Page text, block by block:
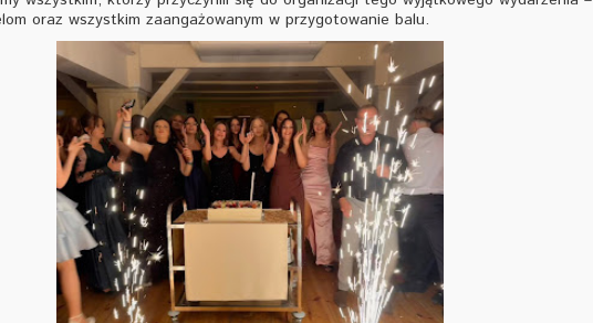
oraz wszystkim zaangażowanym w przygotowanie balu.